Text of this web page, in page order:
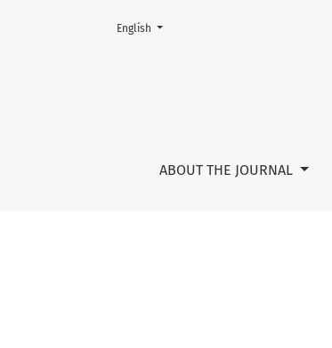
Comunicaciones orales
ABOUT THE JOURNAL
Change the language. The current language
English